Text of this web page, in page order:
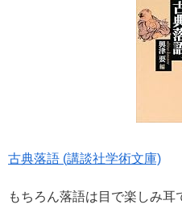
古典落語 (講談社学術文庫)
もちろん落語は目で楽しみ